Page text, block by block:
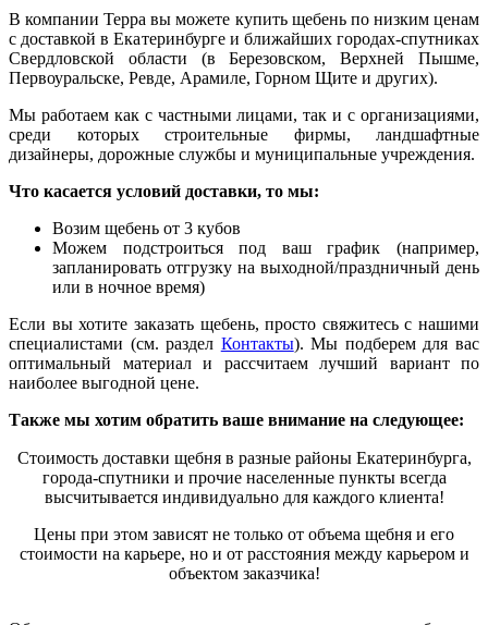
В компании Терра вы можете купить щебень по низким ценам
с доставкой в Екатеринбурге и ближайших городах-спутниках
Свердловской области (в Березовском,Верхней Пышме,
Первоуральске, Ревде, Арамиле, Горном Щите и других).
Мы работаем как с частными лицами, так и с организациями,
среди которых строительные фирмы, ландшафтные
дизайнеры, дорожные службы и муниципальные учреждения.
Что касается условий доставки, то мы:
Возим щебень от 3 кубов
Можем подстроиться под ваш график (например,
запланировать отгрузку на выходной/праздничный день
или в ночное время)
Если вы хотите заказать щебень, просто свяжитесь с нашими
специалистами (см. раздел Контакты). Мы подберем для вас
оптимальный материал и рассчитаем лучший вариант по
наиболее выгодной цене.
Также мы хотим обратить ваше внимание на следующее:
Стоимость доставки щебня в разные районы Екатеринбурга,
города-спутники и прочие населенные пункты всегда
высчитывается индивидуально для каждого клиента!
Цены при этом зависят не только от объема щебня и его
стоимости на карьере, но и от расстояния между карьером и
объектом заказчика!